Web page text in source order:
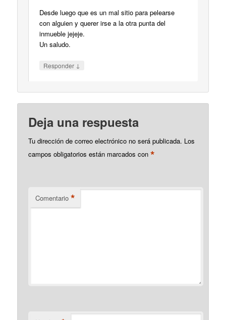
Desde luego que es un mal sitio para pelearse
con alguien y querer irse a la otra punta del
inmueble jejeje.
Un saludo.
Responder ↓
Deja una respuesta
Tu dirección de correo electrónico no será publicada. Los
campos obligatorios están marcados con*
Comentario *